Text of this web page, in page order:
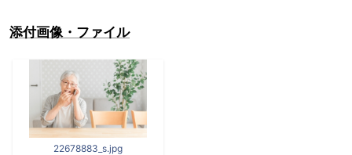
添付画像・ファイル
22678883_s.jpg